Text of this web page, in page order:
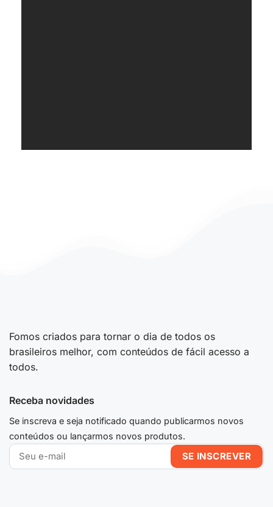
Fomos criados para tornar o dia de todos os
brasileiros melhor, com conteúdos de fácil acesso a
todos.
Receba novidades
Se inscreva e seja notificado quando publicarmos novos
conteúdos ou lançarmos novos produtos.